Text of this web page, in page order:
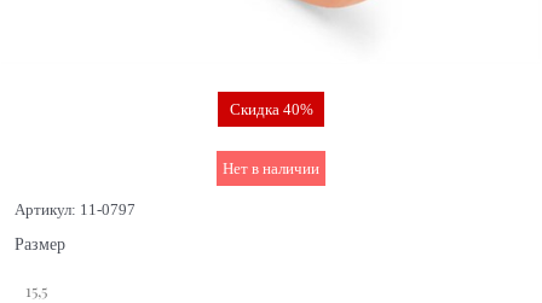
Скидка 40%
Нет в наличии
Артикул: 11-0797
Размер
15,5